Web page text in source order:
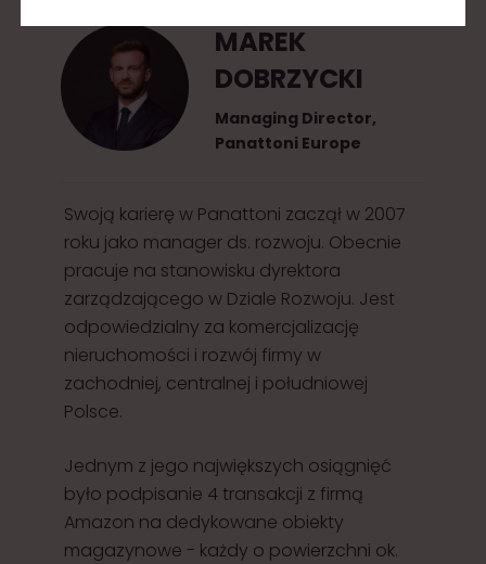
MAREK
DOBRZYCKI
Managing Director,
Panattoni Europe
Swoją karierę w Panattoni zaczął w 2007
roku jako manager ds. rozwoju. Obecnie
pracuje na stanowisku dyrektora
zarządzającego w Dziale Rozwoju. Jest
odpowiedzialny za komercjalizację
nieruchomości i rozwój firmy w
zachodniej, centralnej i południowej
Polsce.
Jednym z jego największych osiągnięć
było podpisanie 4 transakcji z firmą
Amazon na dedykowane obiekty
magazynowe - każdy o powierzchni ok.